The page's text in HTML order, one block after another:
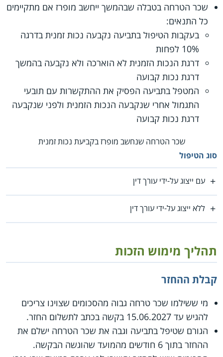
שכר הטרחה בטבלה שבהמשך ייחשב מופרז אם מתקיימים
כל התנאים:
בעקבות הטיפול בתביעה נקבעה נכות זמנית בדרגה
10% לפחות
דרגת הנכות הזמנית לא הוארכה ולא נקבעה בהמשך
דרגת נכות קבועה
המטפל בתביעה הפסיק את ההתקשרות עם תובעי
התגמול אחרי שנקבעה הנכות הזמנית ולפני שנקבעה
דרגת נכות קבועה
שכר הטרחה שנחשב מופרז בקביעת נכות זמנית
סוג הטיפול
עם ייצוג על-ידי עורך דין
ללא ייצוג על-ידי עורך דין
תהליך מימוש הזכות
קבלת ההחזר
מי ששילמו שכר טרחה גבוה מהסכומים שצוינו צריכים
להגיש עד 15.06.2027 בקשה בכתב לתשלום החזר.
הגורם שטיפל בתביעה וגבה את שכר הטרחה ישלם את
ההחזר בתוך 6 חודשים מהמועד שהוגשה הבקשה.